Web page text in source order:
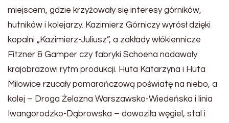
miejscem, gdzie krzyżowały się interesy górników,
hutników i kolejarzy. Kazimierz Górniczy wyrósł dzięki
kopalni „Kazimierz-Juliusz”, a zakłady włókiennicze
Fitzner & Gamper czy fabryki Schoena nadawały
krajobrazowi rytm produkcji. Huta Katarzyna i Huta
Milowice rzucały pomarańczową poświatę na niebo, a
kolej – Droga Żelazna Warszawsko-Wiedeńska i linia
Iwangorodzko-Dąbrowska – dowoziła węgiel, stal i